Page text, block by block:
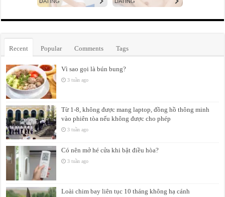
Recent Popular Comments Tags
Vì sao gọi là bún bung?
3 tuần ago
Từ 1-8, không được mang laptop, đồng hồ thông minh
vào phiên tòa nếu không được cho phép
3 tuần ago
Có nên mở hé cửa khi bật điều hòa?
3 tuần ago
Loài chim bay liên tục 10 tháng không hạ cánh